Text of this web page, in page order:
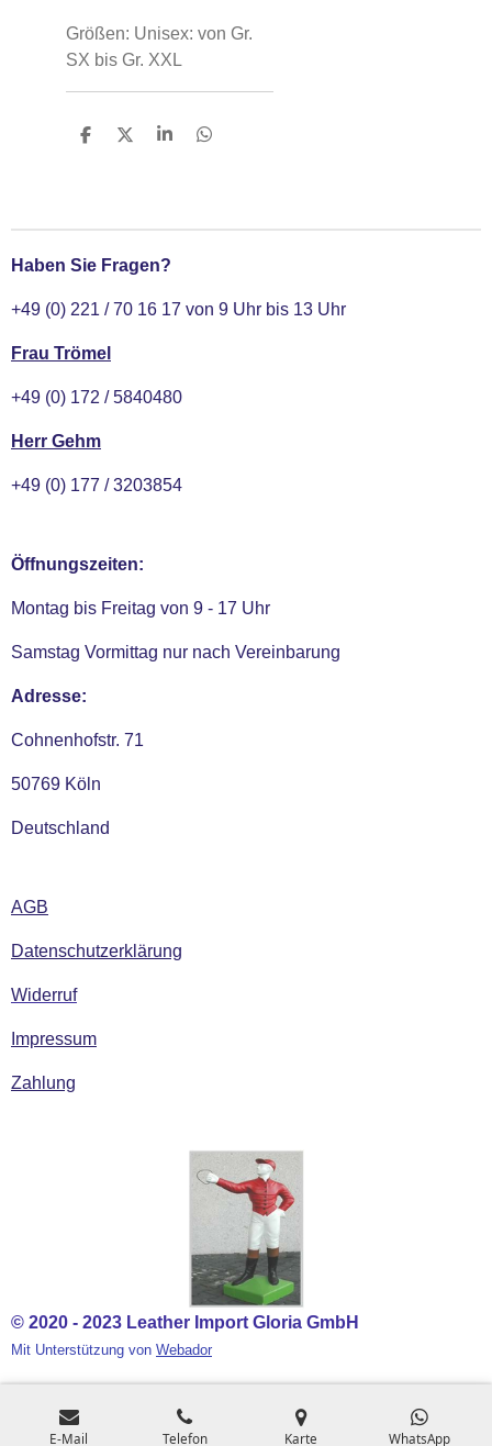
Größen: Unisex: von Gr.
SX bis Gr. XXL
T
n
T
n
T
n
T
n
Haben Sie Fragen?
+49 (0) 221 / 70 16 17 von 9 Uhr bis 13 Uhr
Frau Trömel
+49 (0) 172 / 5840480
Herr Gehm
+49 (0) 177 / 3203854
Öffnungszeiten:
Montag bis Freitag von 9 - 17 Uhr
Samstag Vormittag nur nach Vereinbarung
Adresse:
Cohnenhofstr. 71
50769 Köln
Deutschland
AGB
Datenschutzerklärung
Widerruf
Impressum
Zahlung
© 2020 - 2023 Leather Import Gloria GmbH
Mit Unterstützung von Webador
E-Mail Telefon Karte WhatsApp